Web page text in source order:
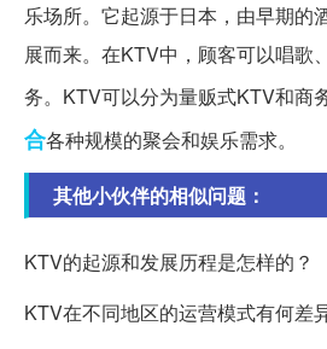
乐场所。它起源于日本，由早期的
展而来。在KTV中，顾客可以唱歌
务。KTV可以分为量贩式KTV和商
合各种规模的聚会和娱乐需求。
其他小伙伴的相似问题：
KTV的起源和发展历程是怎样的？
KTV在不同地区的运营模式有何差